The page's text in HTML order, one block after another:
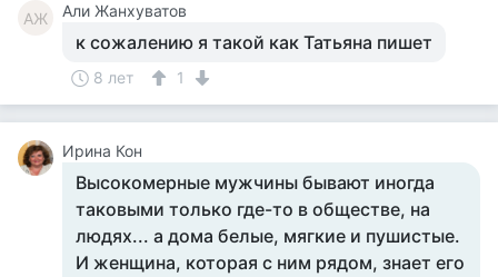
АЖ Али Жанхуватов
к сожалению я такой как Татьяна пишет
8 лет 1
Ирина Кон
Высокомерные мужчины бывают иногда
таковыми только где-то в обществе, на
людях... а дома белые, мягкие и пушистые.
И женщина, которая с ним рядом, знает его